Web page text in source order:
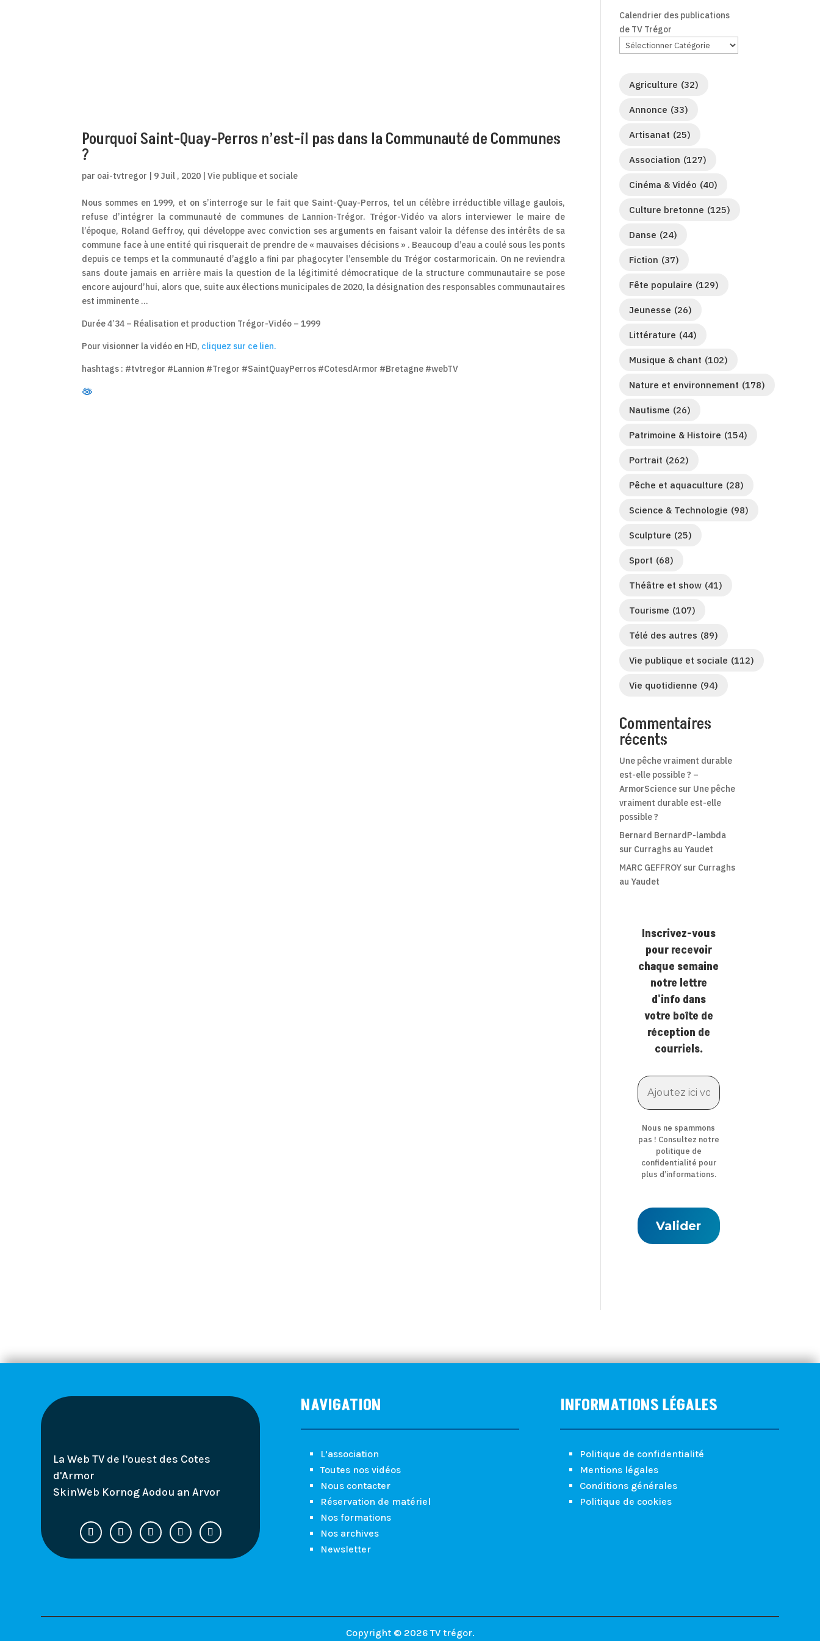
Pourquoi Saint-Quay-Perros n’est-il pas dans la Communauté de Communes
?
par oai-tvtregor | 9 Juil , 2020 |Vie publique et sociale
Nous sommes en 1999, et on s’interroge sur le fait que Saint-Quay-Perros, tel un célèbre irréductible village gaulois,
refuse d’intégrer la communauté de communes de Lannion-Trégor. Trégor-Vidéo va alors interviewer le maire de
l’époque, Roland Geffroy, qui développe avec conviction ses arguments en faisant valoir la défense des intérêts de sa
commune face à une entité qui risquerait de prendre de « mauvaises décisions » . Beaucoup d’eau a coulé sous les ponts
depuis ce temps et la communauté d’agglo a fini par phagocyter l’ensemble du Trégor costarmoricain. On ne reviendra
sans doute jamais en arrière mais la question de la légitimité démocratique de la structure communautaire se pose
encore aujourd’hui, alors que, suite aux élections municipales de 2020, la désignation des responsables communautaires
est imminente …
Durée 4’34 – Réalisation et production Trégor-Vidéo – 1999
Pour visionner la vidéo en HD, cliquez sur ce lien.
hashtags : #tvtregor #Lannion #Tregor #SaintQuayPerros #CotesdArmor #Bretagne #webTV
Calendrier des publications
de TV Trégor
Agriculture (32)
Annonce (33)
Artisanat (25)
Association (127)
Cinéma & Vidéo (40)
Culture bretonne (125)
Danse (24)
Fiction (37)
Fête populaire (129)
Jeunesse (26)
Littérature (44)
Musique & chant (102)
Nature et environnement (178)
Nautisme (26)
Patrimoine & Histoire (154)
Portrait (262)
Pêche et aquaculture (28)
Science & Technologie (98)
Sculpture (25)
Sport (68)
Théâtre et show (41)
Tourisme (107)
Télé des autres (89)
Vie publique et sociale (112)
Vie quotidienne (94)
Commentaires
récents
Une pêche vraiment durable
est-elle possible ? –
ArmorScience sur Une pêche
vraiment durable est-elle
possible ?
Bernard BernardP-lambda
sur Curraghs au Yaudet
MARC GEFFROY sur Curraghs
au Yaudet
Inscrivez-vous
pour recevoir
chaque semaine
notre lettre
d'info dans
votre boîte de
réception de
courriels.
Nous ne spammons
pas ! Consultez notre
politique de
confidentialité pour
plus d’informations.
La Web TV de l'ouest des Cotes
d'Armor
SkinWeb Kornog Aodou an Arvor
NAVIGATION
L’association
Toutes nos vidéos
Nous contacter
Réservation de matériel
Nos formations
Nos archives
Newsletter
INFORMATIONS LÉGALES
Politique de confidentialité
Mentions légales
Conditions générales
Politique de cookies
Copyright © 2026 TV trégor.